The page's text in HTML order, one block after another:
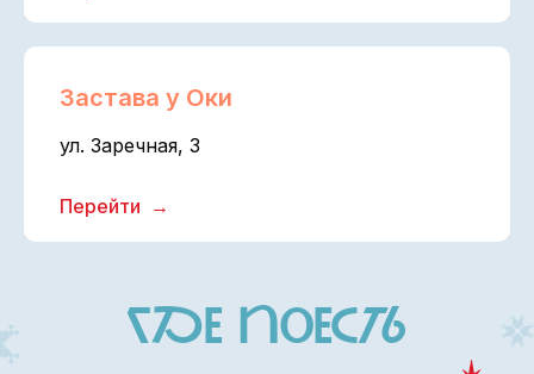
Застава у Оки
ул. Заречная, 3
Перейти
ДруГие ГороДа